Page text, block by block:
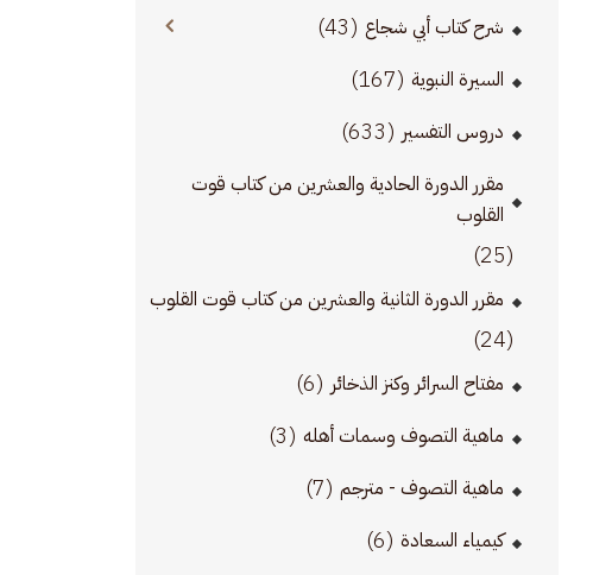
شرح كتاب أبي شجاع (43)
السيرة النبوية (167)
دروس التفسير (633)
مقرر الدورة الحادية والعشرين من كتاب قوت
القلوب
(25)
مقرر الدورة الثانية والعشرين من كتاب قوت القلوب
(24)
مفتاح السرائر وكنز الذخائر (6)
ماهية التصوف وسمات أهله (3)
ماهية التصوف - مترجم (7)
كيمياء السعادة (6)